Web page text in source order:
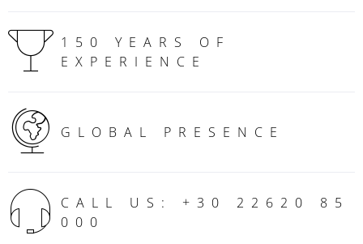
150 YEARS OF
EXPERIENCE
GLOBAL PRESENCE
CALL US: +30 22620 85
000